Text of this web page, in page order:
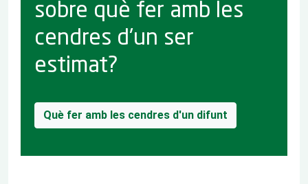
sobre què fer amb les
cendres d'un ser
estimat?
Què fer amb les cendres d'un difunt